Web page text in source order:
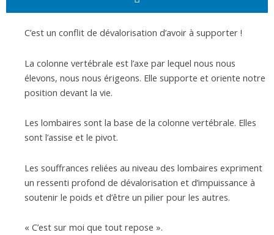
C’est un conflit de dévalorisation d’avoir à supporter !
La colonne vertébrale est l’axe par lequel nous nous
élevons, nous nous érigeons. Elle supporte et oriente notre
position devant la vie.
Les lombaires sont la base de la colonne vertébrale. Elles
sont l’assise et le pivot.
Les souffrances reliées au niveau des lombaires expriment
un ressenti profond de dévalorisation et d’impuissance à
soutenir le poids et d’être un pilier pour les autres.
« C’est sur moi que tout repose ».